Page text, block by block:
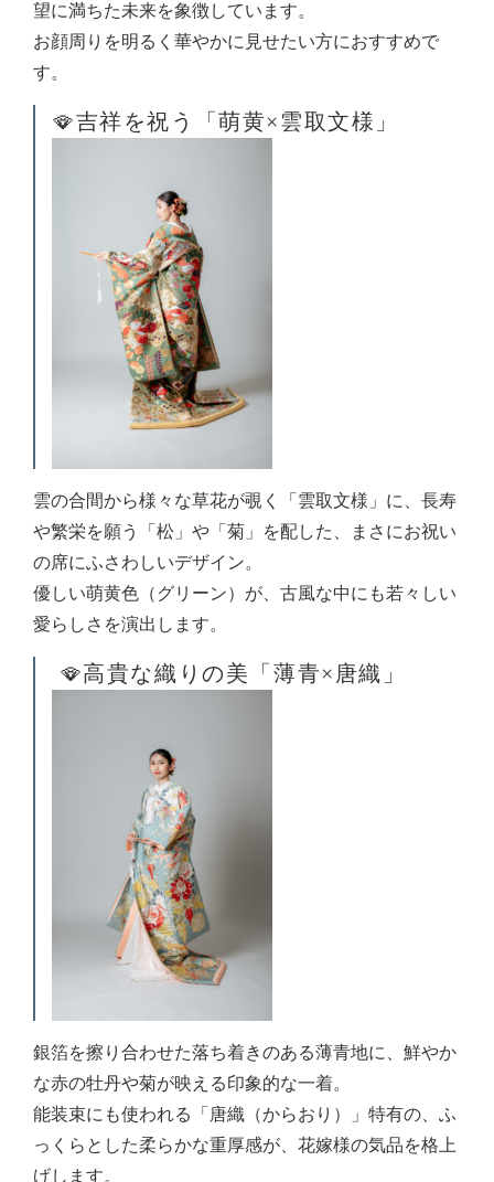
望に満ちた未来を象徴しています。
お顔周りを明るく華やかに見せたい方におすすめで
す。
🪭吉祥を祝う「萌黄×雲取文様」
雲の合間から様々な草花が覗く「雲取文様」に、長寿
や繁栄を願う「松」や「菊」を配した、まさにお祝い
の席にふさわしいデザイン。
優しい萌黄色（グリーン）が、古風な中にも若々しい
愛らしさを演出します。
🪭高貴な織りの美「薄青×唐織」
銀箔を擦り合わせた落ち着きのある薄青地に、鮮やか
な赤の牡丹や菊が映える印象的な一着。
能装束にも使われる「唐織（からおり）」特有の、ふ
っくらとした柔らかな重厚感が、花嫁様の気品を格上
げします。